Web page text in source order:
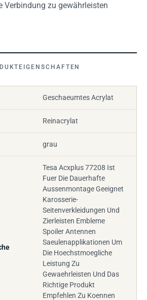
Verbindung zu gewährleisten
Geschaeumtes Acrylat
Reinacrylat
grau
Tesa Acxplus 77208 Ist
Fuer Die Dauerhafte
Aussenmontage Geeignet
Karosserie-
Seitenverkleidungen Und
Zierleisten Embleme
Spoiler Antennen
Saeulenapplikationen Um
Die Hoechstmoegliche
Leistung Zu
Gewaehrleisten Und Das
Richtige Produkt
Empfehlen Zu Koennen